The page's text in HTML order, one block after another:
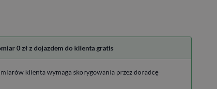
0 zł z dojazdem do klienta gratis
klienta wymaga skorygowania przez doradcę